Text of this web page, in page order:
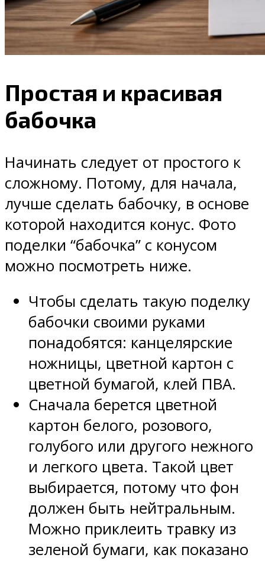
Простая и красивая
бабочка
Начинать следует от простого к
сложному. Потому, для начала,
лучше сделать бабочку, в основе
которой находится конус. Фото
поделки “бабочка” с конусом
можно посмотреть ниже.
Чтобы сделать такую поделку
бабочки своими руками
понадобятся: канцелярские
ножницы, цветной картон с
цветной бумагой, клей ПВА.
Сначала берется цветной
картон белого, розового,
голубого или другого нежного
и легкого цвета. Такой цвет
выбирается, потому что фон
должен быть нейтральным.
Можно приклеить травку из
зеленой бумаги, как показано